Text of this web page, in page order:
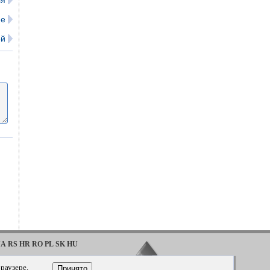
RS HR RO PL SK HU
1992-2000·